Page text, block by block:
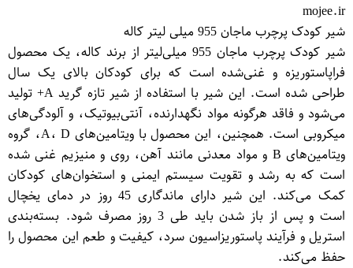
mojee.ir
شیر کودک پرچرب ماجان 955 میلی لیتر کاله
شیر کودک پرچرب ماجان 955 میلی‌لیتر از برند کاله، یک محصول
فراپاستوریزه و غنی‌شده است که برای کودکان بالای یک سال
طراحی شده است. این شیر با استفاده از شیر تازه گرید A+ تولید
می‌شود و فاقد هرگونه مواد نگهدارنده، آنتی‌بیوتیک، و آلودگی‌های
میکروبی است. همچنین، این محصول با ویتامین‌های A، D، گروه
ویتامین‌های B و مواد معدنی مانند آهن، روی و منیزیم غنی شده
است که به رشد و تقویت سیستم ایمنی و استخوان‌های کودکان
کمک می‌کند. این شیر دارای ماندگاری 45 روز در دمای یخچال
است و پس از باز شدن باید طی 3 روز مصرف شود. بسته‌بندی
استریل و فرآیند پاستوریزاسیون سرد، کیفیت و طعم این محصول را
حفظ می‌کند.